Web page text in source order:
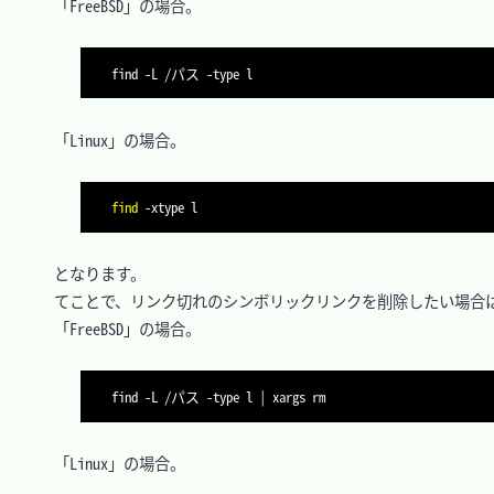
「FreeBSD」の場合。
find -L /パス -type l
「Linux」の場合。
find -xtype l
となります。
てことで、リンク切れのシンボリックリンクを削除したい場合
「FreeBSD」の場合。
find -L /パス -type l | xargs rm
「Linux」の場合。